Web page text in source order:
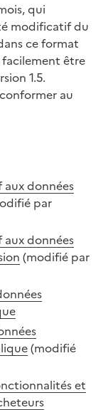
qui
modificatif du
ce format
facilement être
1.5.
au
données
par
données
(modifié par
(modifié
et